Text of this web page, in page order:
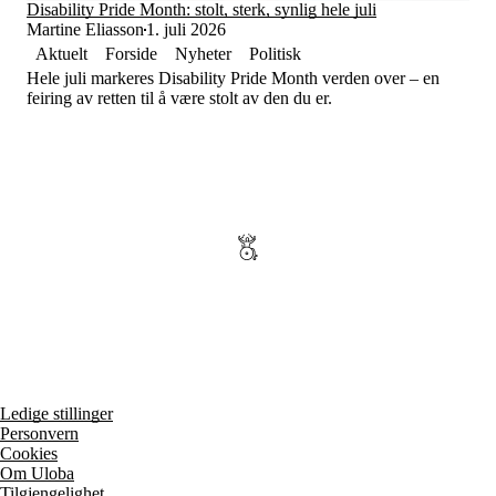
Tall og fakta
Om Uloba
Kontakt Uloba
Disability Pride Month: stolt, sterk, synlig hele juli
Martine Eliasson 1. juli 2026
Aktuelt
Forside Nyheter
Politisk
Hele juli markeres Disability Pride Month verden over – en
feiring av retten til å være stolt av den du er.
Ledige stillinger
Personvern
Cookies
Om Uloba